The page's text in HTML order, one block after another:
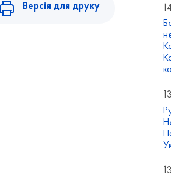
Версія для друку